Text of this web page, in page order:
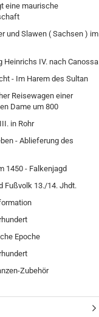
eine maurische
und Slawen ( Sachsen ) im
Heinrichs IV. nach Canossa
- Im Harem des Sultan
Reisewagen einer
Dame um 800
in Rohr
- Ablieferung des
1450 - Falkenjagd
Fußvolk 13./14. Jhdt.
Epoche
Zubehör